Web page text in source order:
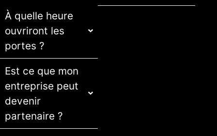
À quelle heure
ouvriront les
portes ?
Est ce que mon
entreprise peut
devenir
partenaire ?